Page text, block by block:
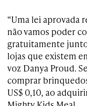
“Uma lei aprovada
não vamos poder
gratuitamente junto
lojas que existem
voz Danya Proud.
comprar
US$ 0,10, ao